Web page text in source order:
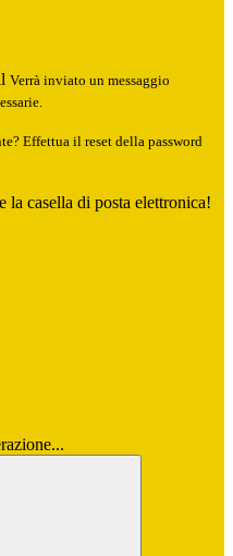
Verrà inviato un messaggio
Effettua il reset della password
casella di posta elettronica!